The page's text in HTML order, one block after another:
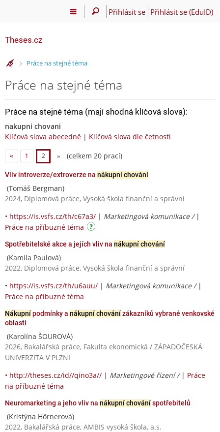
Přihlásit se Přihlásit se (EduID)
Theses.cz
>Práce na stejné téma
Práce na stejné téma
Práce na stejné téma (mají shodná klíčová slova):
nakupni chovani
Klíčová slova abecedně | Klíčová slova dle četnosti
« 1 2 » (celkem 20 prací)
Vliv introverze/extroverze na nákupní chování
(Tomáš Bergman)
2024, Diplomová práce, Vysoká škola finanční a správní
• https://is.vsfs.cz/th/c67a3/ | Marketingová komunikace / |
Práce na příbuzné téma
Spotřebitelské akce a jejích vliv na nákupní chování
(Kamila Paulová)
2022, Diplomová práce, Vysoká škola finanční a správní
• https://is.vsfs.cz/th/u6auu/ | Marketingová komunikace / |
Práce na příbuzné téma
Nákupnípodmínky a nákupní chovánízákazníků vybrané venkovské
oblasti
(Karolína ŠOUROVÁ)
2026, Bakalářská práce, Fakulta ekonomická / ZÁPADOČESKÁ
UNIVERZITA V PLZNI
• http://theses.cz/id//qino3a// | Marketingové řízení / | Práce
na příbuzné téma
Neuromarketing a jeho vliv na nákupní chováníspotřebitelů
(Kristýna Hörnerová)
2022, Bakalářská práce, AMBIS vysoká škola, a.s.